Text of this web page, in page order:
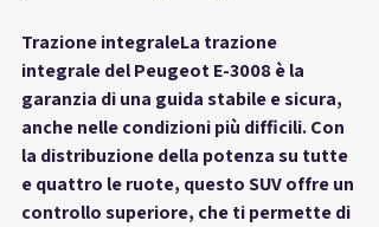
Trazione integraleLa trazione
integrale del Peugeot E-3008 è la
garanzia di una guida stabile e sicura,
anche nelle condizioni più difficili. Con
la distribuzione della potenza su tutte
e quattro le ruote, questo SUV offre un
controllo superiore, che ti permette di